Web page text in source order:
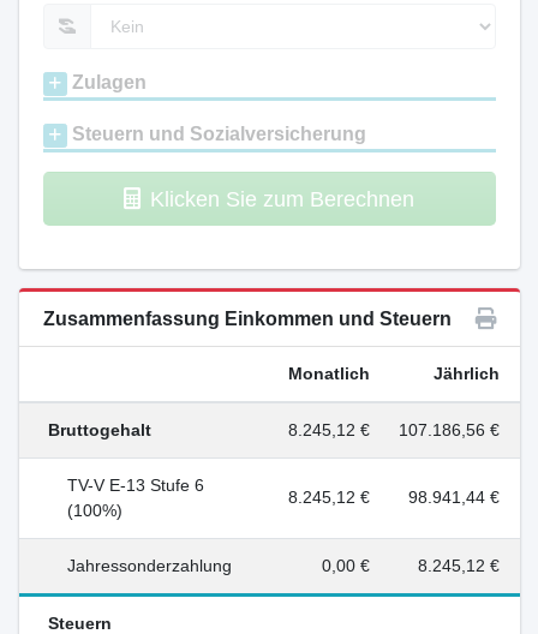
Zulagen
Steuern und Sozialversicherung
Klicken Sie zum Berechnen
Zusammenfassung Einkommen und Steuern
Monatlich Jährlich
Bruttogehalt 8.245,12 € 107.186,56 €
TV-V E-13 Stufe 6
(100%)
8.245,12 € 98.941,44 €
Jahressonderzahlung 0,00 € 8.245,12 €
Steuern